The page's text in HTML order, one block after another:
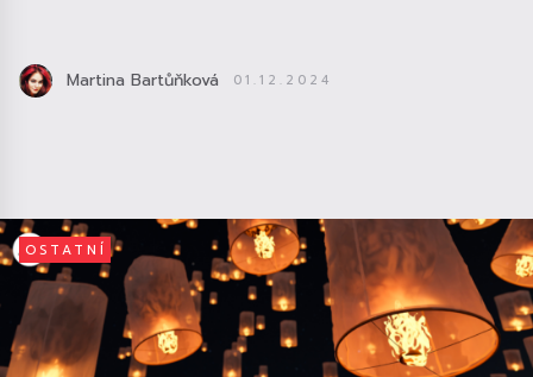
Martina Bartůňková 01.12.2024
OSTATNÍ